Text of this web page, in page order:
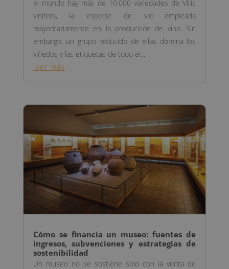
el mundo hay más de 10.000 variedades de Vitis
vinifera, la especie de vid empleada
mayoritariamente en la producción de vino. Sin
embargo, un grupo reducido de ellas domina los
viñedos y las etiquetas de todo el...
leer más
Cómo se financia un museo: fuentes de
ingresos, subvenciones y estrategias de
sostenibilidad
Un museo no se sostiene solo con la venta de